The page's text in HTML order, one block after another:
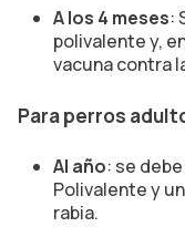
A los 4 meses:
polivalente y,
vacuna contra
Para perros
Al año: se
Polivalente y
rabia.